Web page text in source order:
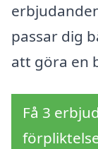
passar dig
att göra en
Få 3